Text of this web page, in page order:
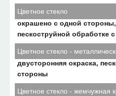
Цветное стекло
окрашено с одной стороны,
пескоструйной обработке
Цветное стекло -
двусторонняя окраска,
стороны
Цветное стекло - жемчужная